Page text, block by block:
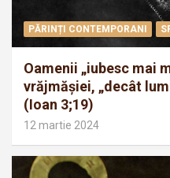
PĂRINȚI CONTEMPORANI
Oamenii „iubesc mai
vrăjmăşiei, „decât
(Ioan 3;19)
12 martie 2024